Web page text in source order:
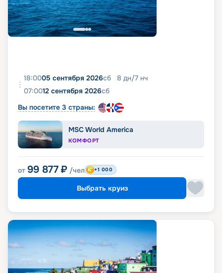
18:0005 сентября 2026сб 8 дн/7 нч
07:0012 сентября 2026сб
Вы посетите 3 страны:
MSC World America
КОМФОРТ
от 99 877 ₽ /чел +1 000
Выбрать круиз